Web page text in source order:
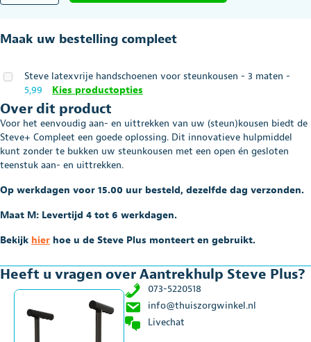
Maak uw bestelling compleet
Steve latexvrije handschoenen voor steunkousen - 3 maten -
5,99
Kies productopties
Over dit product
Voor het eenvoudig aan- en uittrekken van uw (steun)kousen biedt de
Steve+ Compleet een goede oplossing. Dit innovatieve hulpmiddel
kunt zonder te bukken uw steunkousen met een open én gesloten
teenstuk aan- en uittrekken.
Op werkdagen voor 15.00 uur besteld, dezelfde dag verzonden.
Maat M: Levertijd 4 tot 6 werkdagen.
Bekijk hier hoe u de Steve Plus monteert en gebruikt.
Heeft u vragen over Aantrekhulp Steve Plus?
073-5220518
info@thuiszorgwinkel.nl
Livechat